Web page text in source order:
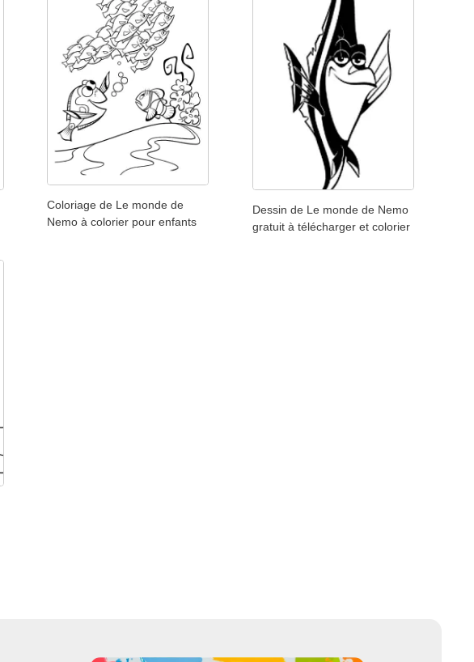
Coloriage de Le monde de
Nemo à colorier pour enfants
Dessin de Le monde de Nemo
gratuit à télécharger et colorier